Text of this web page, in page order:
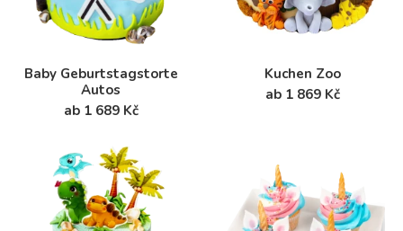
Baby Geburtstagstorte
Autos
ab 1 689 Kč
Kuchen Zoo
ab 1 869 Kč